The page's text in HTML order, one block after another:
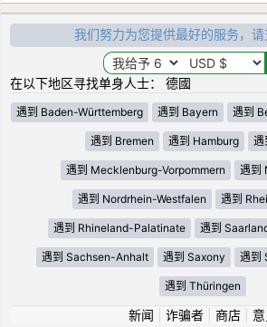
我们努力为您提供最好的服务，请
在以下地区寻找单身人士： 德國
遇到 Baden-Württemberg 遇到 Bayern 遇到
遇到 Bremen 遇到 Hamburg 遇
遇到 Mecklenburg-Vorpommern 遇到
遇到 Nordrhein-Westfalen 遇到
遇到 Rhineland-Palatinate 遇到
遇到 Sachsen-Anhalt 遇到 Saxony 遇到
遇到 Thüringen
新闻 诈骗者| 商店|